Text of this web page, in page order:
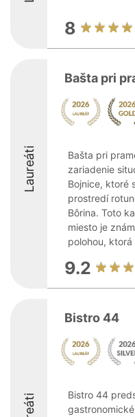
8
Laureáti
Bašta pri
Bašta pri
zariadenie
Bojnice, ktoré
prostredí
Bôrina. Toto
miesto je
polohou,
9.2
Bistro 44
Bistro 44